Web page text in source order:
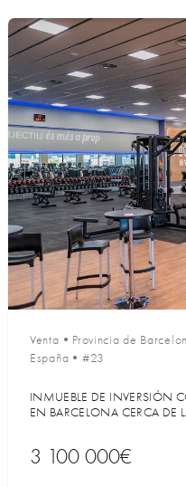
Venta • Provincia de
España • #23
INMUEBLE DE INVERSIÓN
EN BARCELONA CERCA DE
3 100 000€